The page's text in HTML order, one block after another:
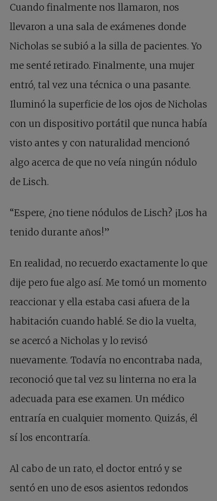
Cuando finalmente nos llamaron, nos
llevaron a una sala de exámenes donde
Nicholas se subió a la silla de pacientes. Yo
me senté retirado. Finalmente, una mujer
entró, tal vez una técnica o una pasante.
Iluminó la superficie de los ojos de Nicholas
con un dispositivo portátil que nunca había
visto antes y con naturalidad mencionó
algo acerca de que no veía ningún nódulo
de Lisch.
“Espere, ¿no tiene nódulos de Lisch? ¡Los ha
tenido durante años!”
En realidad, no recuerdo exactamente lo que
dije pero fue algo así. Me tomó un momento
reaccionar y ella estaba casi afuera de la
habitación cuando hablé. Se dio la vuelta,
se acercó a Nicholas y lo revisó
nuevamente. Todavía no encontraba nada,
reconoció que tal vez su linterna no era la
adecuada para ese examen. Un médico
entraría en cualquier momento. Quizás, él
sí los encontraría.
Al cabo de un rato, el doctor entró y se
sentó en uno de esos asientos redondos